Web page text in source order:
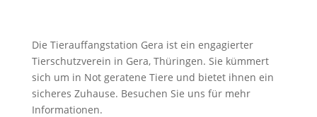
Die Tierauffangstation Gera ist ein engagierter
Tierschutzverein in Gera, Thüringen. Sie kümmert
sich um in Not geratene Tiere und bietet ihnen ein
sicheres Zuhause. Besuchen Sie uns für mehr
Informationen.